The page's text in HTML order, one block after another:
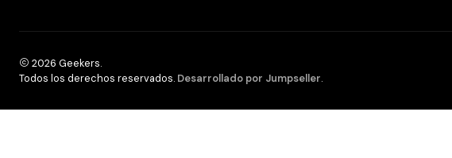
2026 Geekers.
Todos los derechos reservados. Desarrollado por Jumpseller.